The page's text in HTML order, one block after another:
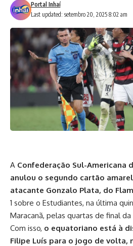
Last updated: setembro 20, 2025 8:02 am
Portal Inhaí
A Confederação Sul-Americana
anulou o segundo cartão
atacante Gonzalo Plata, do
1 sobre o Estudiantes, na última
Maracanã, pelas quartas de final
Com isso, o equatoriano está à
Filipe Luís para o jogo de volta,